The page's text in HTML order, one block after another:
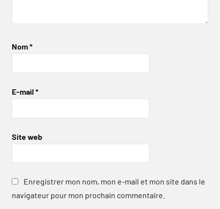
Nom*
E-mail *
Site web
Enregistrer mon nom, mon e-mail et mon site dans le
navigateur pour mon prochain commentaire.